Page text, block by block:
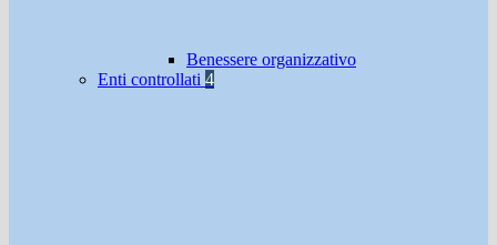
Benessere organizzativo
Enti controllati 4